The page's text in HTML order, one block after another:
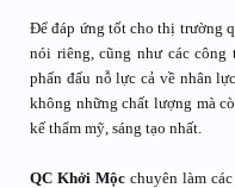
Để đáp ứng tốt cho thị trường
nói riêng, cũng như các
phấn đấu nỗ lực cả về nhân
không những chất lượng mà
kế thẩm mỹ, sáng tạo nhất.
QC Khởi Mộc chuyên làm